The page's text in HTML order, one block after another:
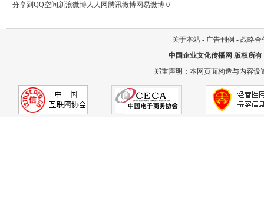
分享到 QQ空间新浪微博人人网 腾讯微博网易微博 0
关于本站 - 广告刊例 - 战略合
中国企业文化传播网 版权所有
郑重声明：本网页面构造与内容